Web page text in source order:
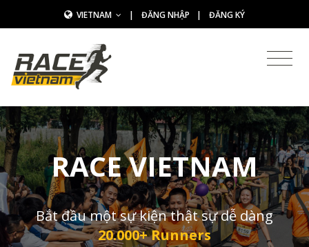
VIETNAM | ĐĂNG NHẬP | ĐĂNG KÝ
RACE VIETNAM
Bắt đầu một sự kiện thật sự dễ dàng
20.000+ Runners